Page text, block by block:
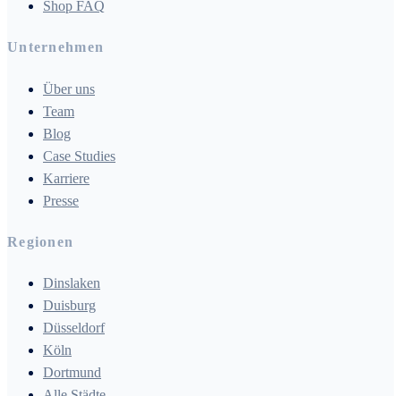
Shop FAQ
Unternehmen
Über uns
Team
Blog
Case Studies
Karriere
Presse
Regionen
Dinslaken
Duisburg
Düsseldorf
Köln
Dortmund